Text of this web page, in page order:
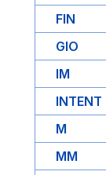
FIN
GIO
IM
INTENT
M
MM